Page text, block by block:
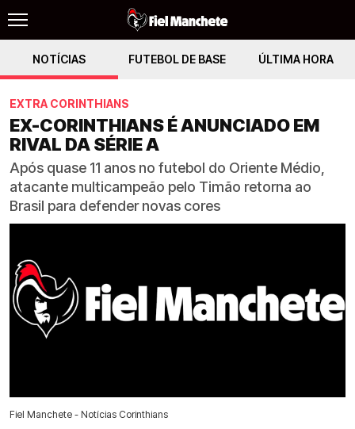
NOTÍCIAS FUTEBOL DE BASE ÚLTIMA HORA
EXTRA CORINTHIANS
EX-CORINTHIANS É ANUNCIADO EM
RIVAL DA SÉRIE A
Após quase 11 anos no futebol do Oriente Médio,
atacante multicampeão pelo Timão retorna ao
Brasil para defender novas cores
Fiel Manchete - Notícias Corinthians